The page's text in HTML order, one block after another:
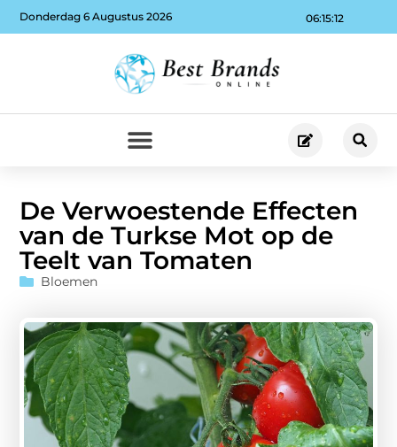
06:15:12
Donderdag 6 Augustus 2026
De Verwoestende Effecten
van de Turkse Mot op de
Teelt van Tomaten
Bloemen